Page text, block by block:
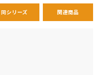
同シリーズ 関連商品